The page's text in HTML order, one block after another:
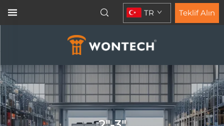
TR Teklif Alın